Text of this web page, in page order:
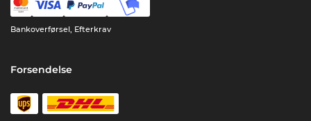
Bankoverførsel, Efterkrav
Forsendelse